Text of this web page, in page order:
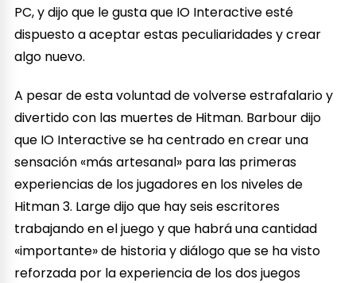
PC, y dijo que le gusta que IO Interactive esté
dispuesto a aceptar estas peculiaridades y crear
algo nuevo.
A pesar de esta voluntad de volverse estrafalario y
divertido con las muertes de Hitman. Barbour dijo
que IO Interactive se ha centrado en crear una
sensación «más artesanal» para las primeras
experiencias de los jugadores en los niveles de
Hitman 3. Large dijo que hay seis escritores
trabajando en el juego y que habrá una cantidad
«importante» de historia y diálogo que se ha visto
reforzada por la experiencia de los dos juegos